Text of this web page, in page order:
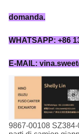
domanda.
WHATSAPP: +86
E-MAIL:
9867-00108